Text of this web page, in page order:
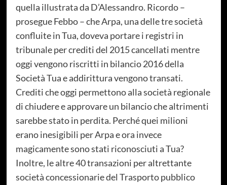
quella illustrata da D’Alessandro. Ricordo –
prosegue Febbo – che Arpa, una delle tre società
confluite in Tua, doveva portare i registri in
tribunale per crediti del 2015 cancellati mentre
oggi vengono riscritti in bilancio 2016 della
Società Tua e addirittura vengono transati.
Crediti che oggi permettono alla società regionale
di chiudere e approvare un bilancio che altrimenti
sarebbe stato in perdita. Perché quei milioni
erano inesigibili per Arpa e ora invece
magicamente sono stati riconosciuti a Tua?
Inoltre, le altre 40 transazioni per altrettante
società concessionarie del Trasporto pubblico